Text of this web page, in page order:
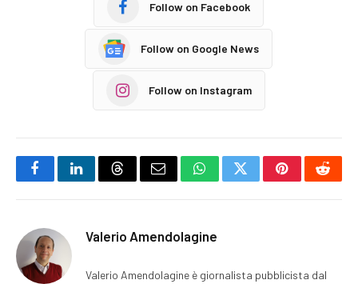
Follow on Facebook
Follow on Google News
Follow on Instagram
FacebookLinkedInThreadsEmail WhatsAppTwitterPinterest
Valerio Amendolagine
Valerio Amendolagine è giornalista pubblicista dal